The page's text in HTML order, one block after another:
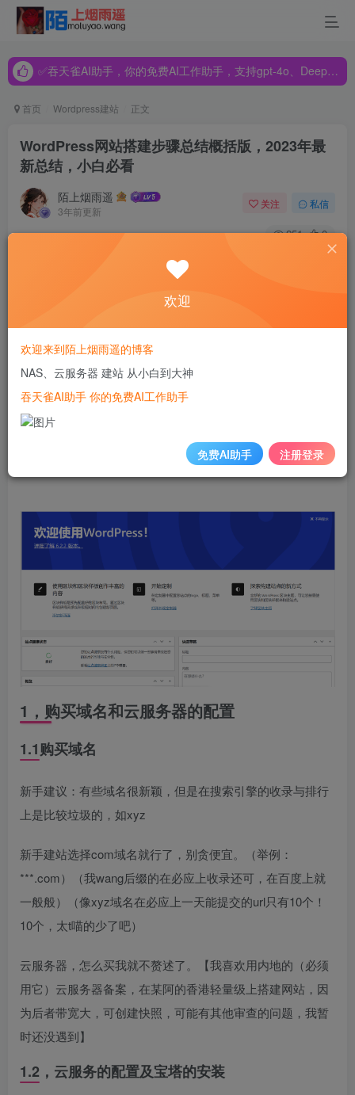
✅吞天雀AI助手，你的免费AI工作助手，支持gpt-4o、DeepSeek、Claude🔥🔥🔥🔥
✅吞天雀AI助手，你的免费AI工作助手，支持gpt-4o、DeepSeek、Claude🔥🔥🔥🔥
首页 Wordpress建站 正文
WordPress网站搭建步骤总结概括版，2023年最
新总结，小白必看
陌上烟雨遥
3年前更新
关注 私信
251 0
看前说明，作者也是小白，也是在不断学习之中，以下的内
地方，有问题欢迎指出，批评，纠正，谢谢大家了。没有多
余解释的，大家直接在搜索引擎搜关键字即可。
关键词：wordpress，网站搭建，wordpress网站，云服务
器，宝塔，
1，购买域名和云服务器的配置
1.1购买域名
新手建议：有些域名很新颖，但是在搜索引擎的收录与排行
上是比较垃圾的，如xyz
新手建站选择com域名就行了，别贪便宜。（举例：
***.com）（我wang后缀的在必应上收录还可，在百度上就
一般般）（像xyz域名在必应上一天能提交的url只有10个！
10个，太t喵的少了吧）
云服务器，怎么买我就不赘述了。【我喜欢用内地的（必须
用它）云服务器备案，在某阿的香港轻量级上搭建网站，因
为后者带宽大，可创建快照，可能有其他审查的问题，我暂
时还没遇到】
1.2，云服务的配置及宝塔的安装
欢迎
欢迎来到陌上烟雨遥的博客
NAS、云服务器 建站 从小白到大神
吞天雀AI助手 你的免费AI工作助手
免费AI助手 注册登录